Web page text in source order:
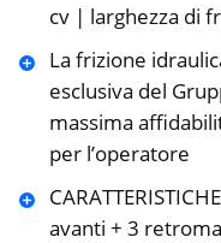
cv | larghezza di
La frizione
esclusiva del
massima
per l’operatore
avanti + 3